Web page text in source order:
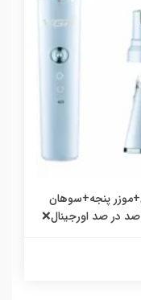
بدن+موزر پنجه+سوهان